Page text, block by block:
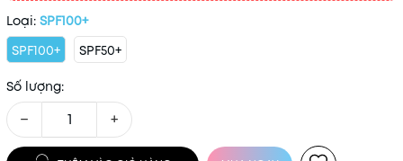
Loại: SPF100+
SPF100+
SPF50+
Số lượng:
− +